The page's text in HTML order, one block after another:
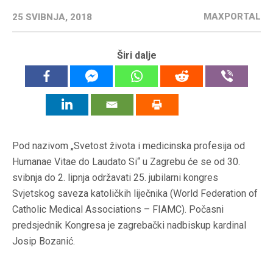
25 SVIBNJA, 2018 MAXPORTAL
Širi dalje
Pod nazivom „Svetost života i medicinska profesija od
Humanae Vitae do Laudato Si“ u Zagrebu će se od 30.
svibnja do 2. lipnja održavati 25. jubilarni kongres
Svjetskog saveza katoličkih liječnika (World Federation of
Catholic Medical Associations – FIAMC). Počasni
predsjednik Kongresa je zagrebački nadbiskup kardinal
Josip Bozanić.